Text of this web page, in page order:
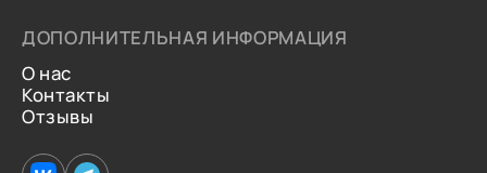
ДОПОЛНИТЕЛЬНАЯ ИНФОРМАЦИЯ
О нас
Контакты
Отзывы